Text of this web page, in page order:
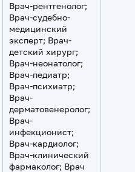
Врач-рентгенолог;
Врач-судебно-
медицинский
эксперт; Врач-
детский хирург;
Врач-неонатолог;
Врач-педиатр;
Врач-психиатр;
Врач-
дерматовенеролог;
Врач-
инфекционист;
Врач-кардиолог;
Врач-клинический
фармаколог; Врач